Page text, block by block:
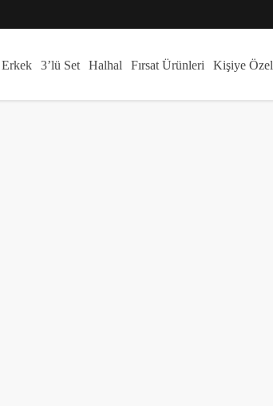
Erkek 3’lü Set Halhal Fırsat Ürünleri Kişiye Özel